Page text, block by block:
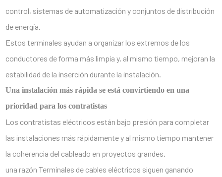
control, sistemas de automatización y conjuntos de distribución
de energía.
Estos terminales ayudan a organizar los extremos de los
conductores de forma más limpia y, al mismo tiempo, mejoran la
estabilidad de la inserción durante la instalación.
Una instalación más rápida se está convirtiendo en una
prioridad para los contratistas
Los contratistas eléctricos están bajo presión para completar
las instalaciones más rápidamente y al mismo tiempo mantener
la coherencia del cableado en proyectos grandes.
una razónTerminales de cables eléctricos siguen ganando